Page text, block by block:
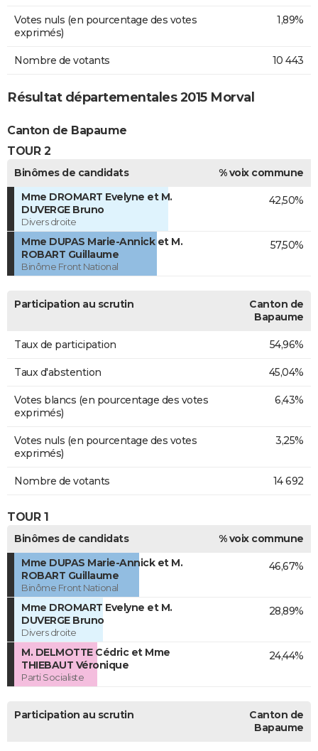
Votes nuls (en pourcentage des votes
exprimés)
1,89%
Nombre de votants 10 443
Résultat départementales 2015 Morval
Canton de Bapaume
TOUR 2
Binômes de candidats
% voix commune
Mme DROMART Evelyne et M.
DUVERGE Bruno
Divers droite
42,50%
Mme DUPAS Marie-Annick et M.
ROBART Guillaume
Binôme Front National
57,50%
Participation au scrutin
Canton de
Bapaume
Taux de participation 54,96%
Taux d'abstention 45,04%
Votes blancs (en pourcentage des votes
exprimés)
6,43%
Votes nuls (en pourcentage des votes
exprimés)
3,25%
Nombre de votants 14 692
TOUR 1
Binômes de candidats
% voix commune
Mme DUPAS Marie-Annick et M.
ROBART Guillaume
Binôme Front National
46,67%
Mme DROMART Evelyne et M.
DUVERGE Bruno
Divers droite
28,89%
M. DELMOTTE Cédric et Mme
THIEBAUT Véronique
Parti Socialiste
24,44%
Participation au scrutin
Canton de
Bapaume